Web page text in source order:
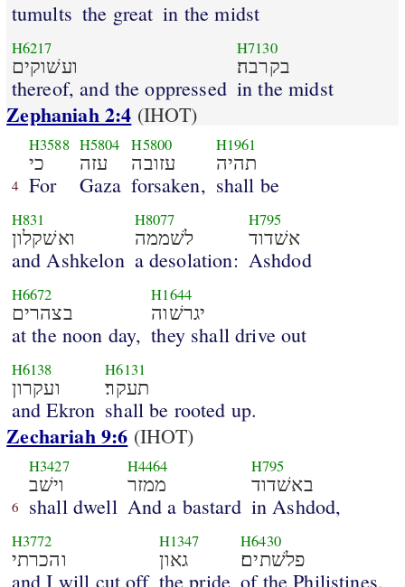
tumults the great in the midst
H6217
ועשׁוקים
thereof, and the oppressed
H7130
בקרבה׃
in the midst
Zephaniah 2:4 (IHOT)
4
H3588
כי
For
H5804
עזה
Gaza
H5800
עזובה
forsaken,
H1961
תהיה
shall be
H831
ואשׁקלון
and Ashkelon
H8077
לשׁממה
a desolation:
H795
אשׁדוד
Ashdod
H6672
בצהרים
at the noon day,
H1644
יגרשׁוה
they shall drive out
H6138
ועקרון
and Ekron
H6131
תעקר׃
shall be rooted up.
Zechariah 9:6 (IHOT)
6
H3427
וישׁב
shall dwell
H4464
ממזר
And a bastard
H795
באשׁדוד
in Ashdod,
H3772
והכרתי
and I will cut off
H1347
גאון
the pride
H6430
פלשׁתים׃
of the Philistines.